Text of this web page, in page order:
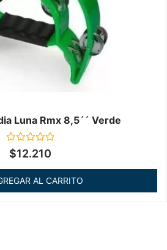
Luna Rmx 8,5´´ Verde
Valorado
en
5
$12.210
AL CARRITO